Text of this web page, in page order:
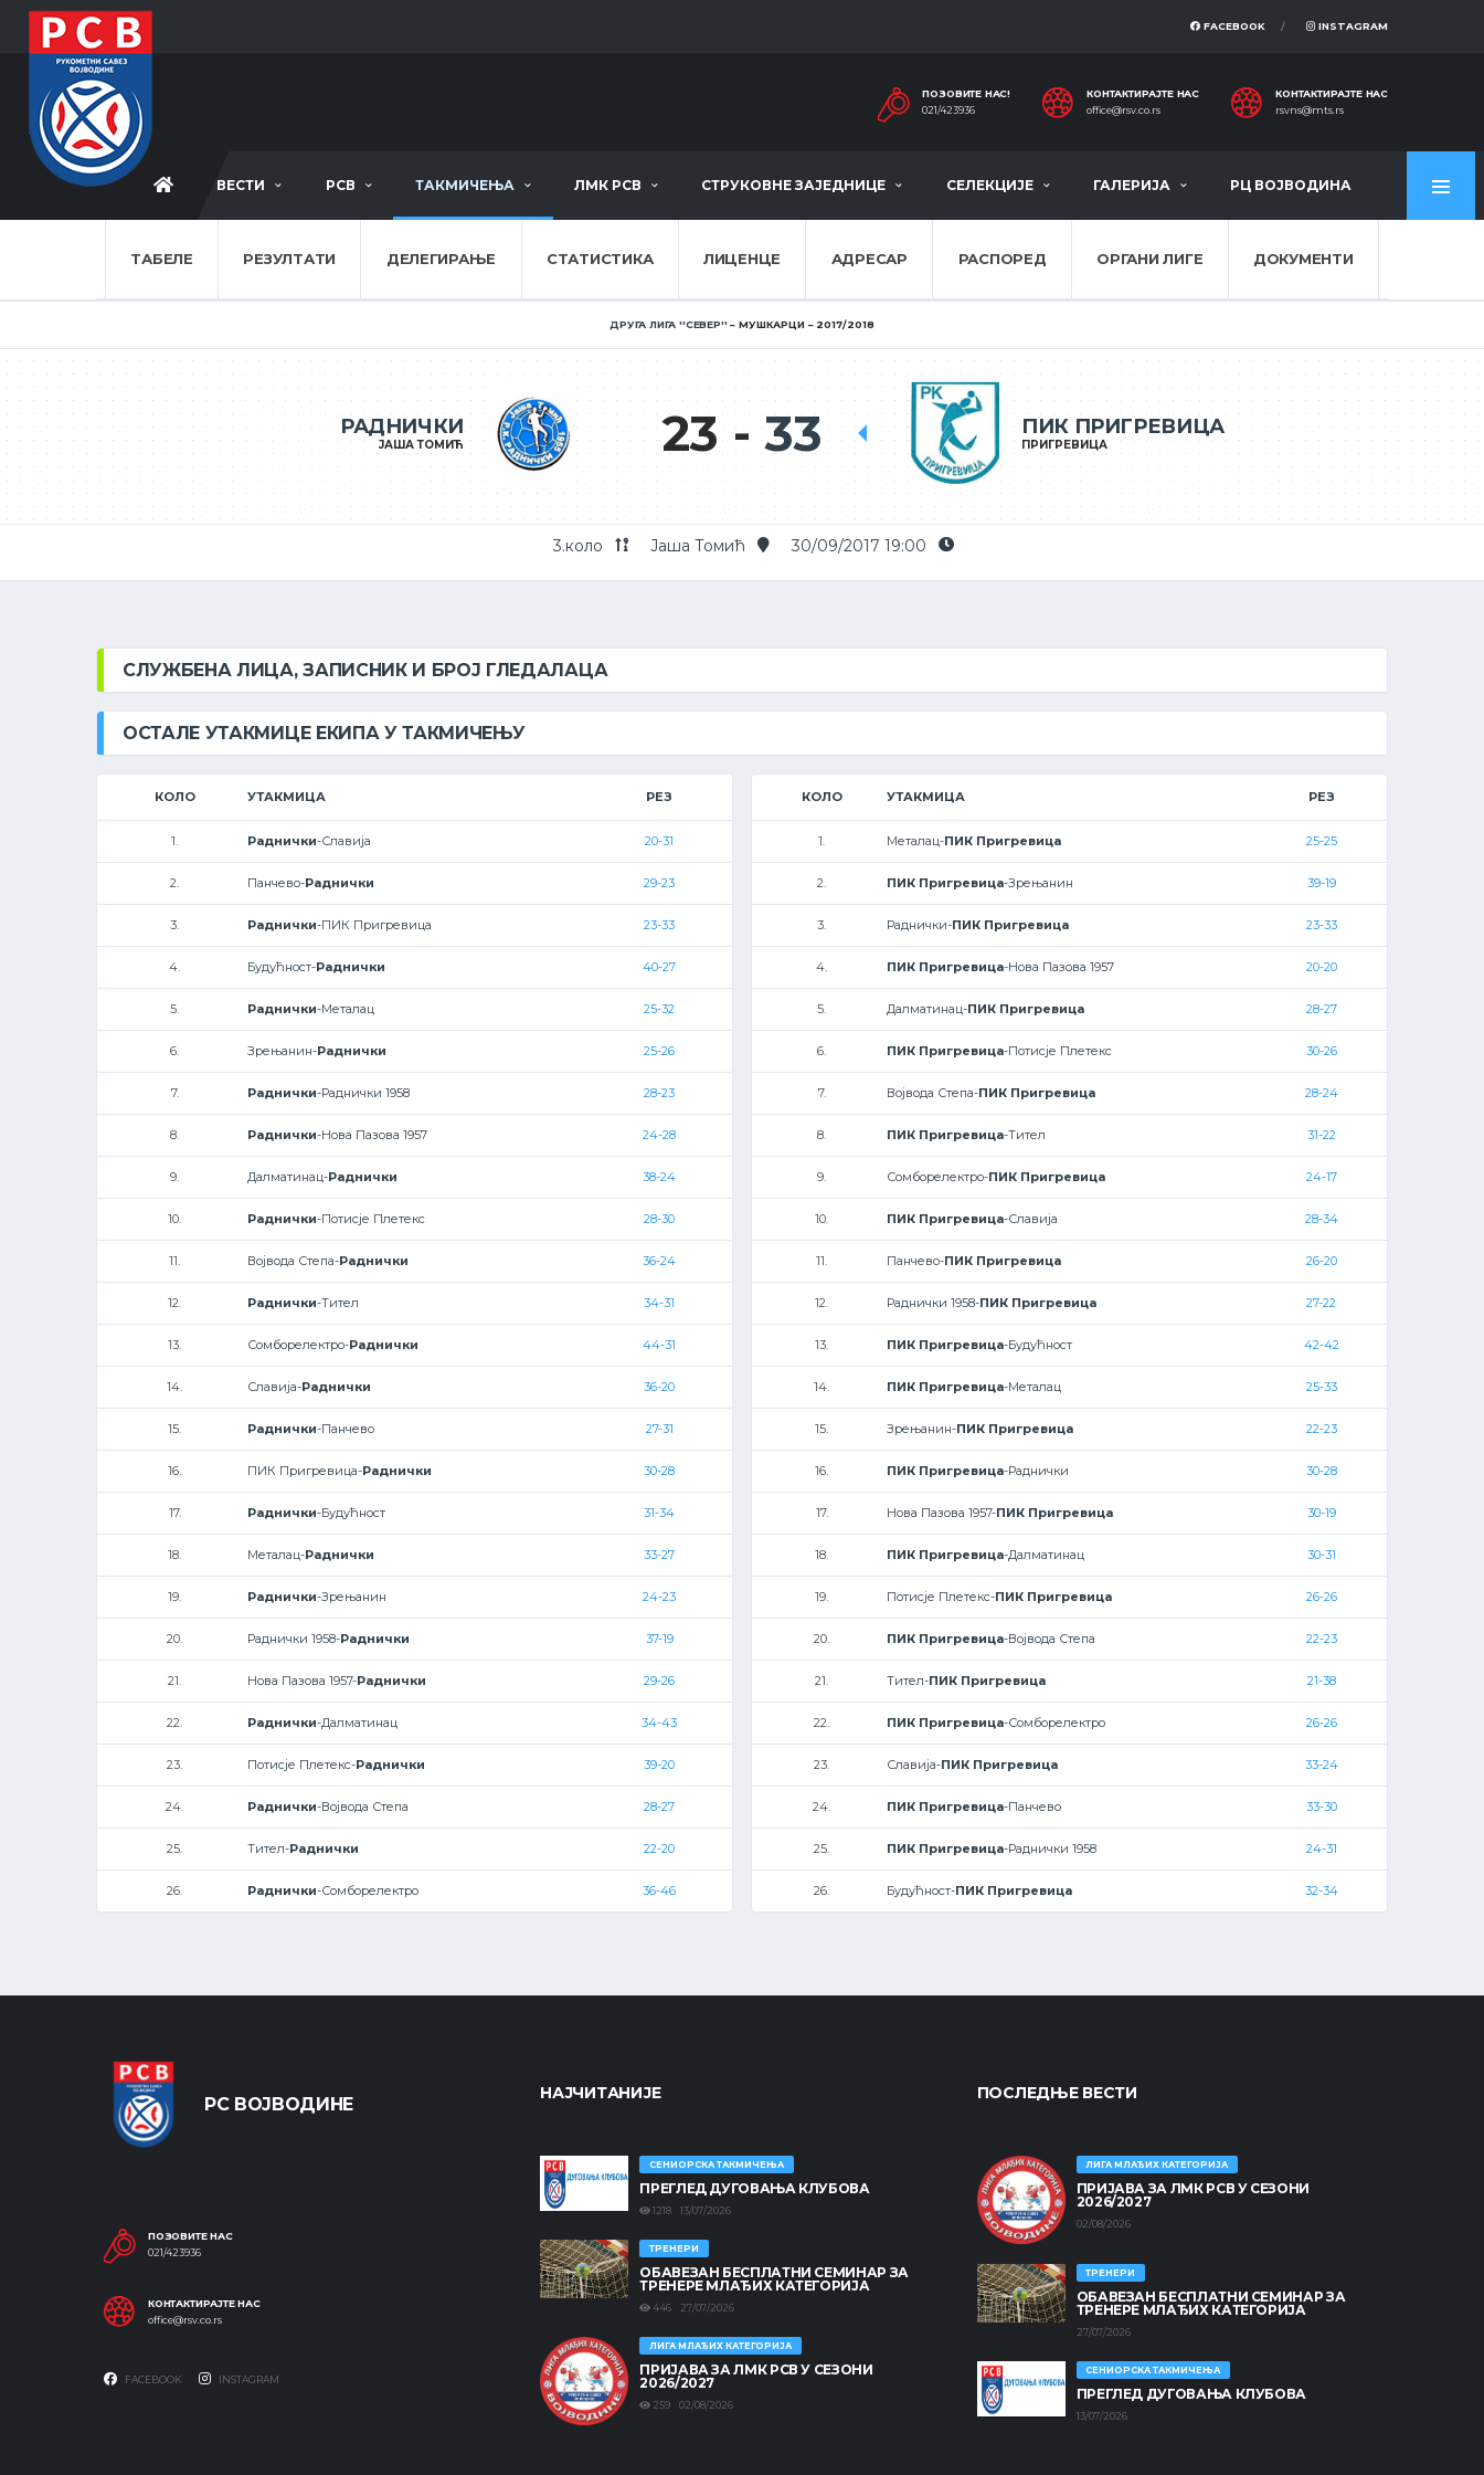
FACEBOOK INSTAGRAM
ПОЗОВИТЕ НАС!
021/423936
КОНТАКТИРАЈТЕ НАС
office@rsv.co.rs
КОНТАКТИРАЈТЕ НАС
rsvns@mts.rs
ВЕСТИ РСВ ТАКМИЧЕЊА ЛМК РСВ СТРУКОВНЕ ЗАЈЕДНИЦЕ СЕЛЕКЦИЈЕ ГАЛЕРИЈА РЦ ВОЈВОДИНА
ТАБЕЛЕ РЕЗУЛТАТИ ДЕЛЕГИРАЊЕ СТАТИСТИКА ЛИЦЕНЦЕ АДРЕСАР РАСПОРЕД ОРГАНИ ЛИГЕ ДОКУМЕНТИ
ДРУГА ЛИГА ''СЕВЕР'' МУШКАРЦИ 2017/2018
РАДНИЧКИ
ЈАША ТОМИЋ 23 ПИК ПРИГРЕВИЦА
ПРИГРЕВИЦА
33
3.коло Јаша Томић 30/09/2017 19:00
СЛУЖБЕНА ЛИЦА, ЗАПИСНИК И БРОЈ ГЛЕДАЛАЦА
ОСТАЛЕ УТАКМИЦЕ ЕКИПА У ТАКМИЧЕЊУ
КОЛО УТАКМИЦА РЕЗ
1. Раднички-Славија 20-31
2. Панчево-Раднички 29-23
3. Раднички-ПИК Пригревица 23-33
4. Будућност-Раднички 40-27
5. Раднички-Металац 25-32
6. Зрењанин-Раднички 25-26
7. Раднички-Раднички 1958 28-23
8. Раднички-Нова Пазова 1957 24-28
9. Далматинац-Раднички 38-24
10. Раднички-Потисје Плетекс 28-30
11. Војвода Степа-Раднички 36-24
12. Раднички-Тител 34-31
13. Сомборелектро-Раднички 44-31
14. Славија-Раднички 36-20
15. Раднички-Панчево 27-31
16. ПИК Пригревица-Раднички 30-28
17. Раднички-Будућност 31-34
18. Металац-Раднички 33-27
19. Раднички-Зрењанин 24-23
20. Раднички 1958-Раднички 37-19
21. Нова Пазова 1957-Раднички 29-26
22. Раднички-Далматинац 34-43
23. Потисје Плетекс-Раднички 39-20
24. Раднички-Војвода Степа 28-27
25. Тител-Раднички 22-20
26. Раднички-Сомборелектро 36-46
КОЛО УТАКМИЦА РЕЗ
1. Металац-ПИК Пригревица 25-25
2. ПИК Пригревица-Зрењанин 39-19
3. Раднички-ПИК Пригревица 23-33
4. ПИК Пригревица-Нова Пазова 1957 20-20
5. Далматинац-ПИК Пригревица 28-27
6. ПИК Пригревица-Потисје Плетекс 30-26
7. Војвода Степа-ПИК Пригревица 28-24
8. ПИК Пригревица-Тител 31-22
9. Сомборелектро-ПИК Пригревица 24-17
10. ПИК Пригревица-Славија 28-34
11. Панчево-ПИК Пригревица 26-20
12. Раднички 1958-ПИК Пригревица 27-22
13. ПИК Пригревица-Будућност 42-42
14. ПИК Пригревица-Металац 25-33
15. Зрењанин-ПИК Пригревица 22-23
16. ПИК Пригревица-Раднички 30-28
17. Нова Пазова 1957-ПИК Пригревица 30-19
18. ПИК Пригревица-Далматинац 30-31
19. Потисје Плетекс-ПИК Пригревица 26-26
20. ПИК Пригревица-Војвода Степа 22-23
21. Тител-ПИК Пригревица 21-38
22. ПИК Пригревица-Сомборелектро 26-26
23. Славија-ПИК Пригревица 33-24
24. ПИК Пригревица-Панчево 33-30
25. ПИК Пригревица-Раднички 1958 24-31
26. Будућност-ПИК Пригревица 32-34
РС ВОЈВОДИНЕ
ПОЗОВИТЕ НАС
021/423936
КОНТАКТИРАЈТЕ НАС
office@rsv.co.rs
FACEBOOK INSTAGRAM
НАЈЧИТАНИЈЕ
СЕНИОРСКА ТАКМИЧЕЊА
ПРЕГЛЕД ДУГОВАЊА КЛУБОВА
1218 13/07/2026
ТРЕНЕРИ
ОБАВЕЗАН БЕСПЛАТНИ СЕМИНАР ЗА
ТРЕНЕРЕ МЛАЂИХ КАТЕГОРИЈА
446 27/07/2026
ЛИГА МЛАЂИХ КАТЕГОРИЈА
ПРИЈАВА ЗА ЛМК РСВ У СЕЗОНИ
2026/2027
259 02/08/2026
ПОСЛЕДЊЕ ВЕСТИ
ЛИГА МЛАЂИХ КАТЕГОРИЈА
ПРИЈАВА ЗА ЛМК РСВ У СЕЗОНИ
2026/2027
02/08/2026
ТРЕНЕРИ
ОБАВЕЗАН БЕСПЛАТНИ СЕМИНАР ЗА
ТРЕНЕРЕ МЛАЂИХ КАТЕГОРИЈА
27/07/2026
СЕНИОРСКА ТАКМИЧЕЊА
ПРЕГЛЕД ДУГОВАЊА КЛУБОВА
13/07/2026